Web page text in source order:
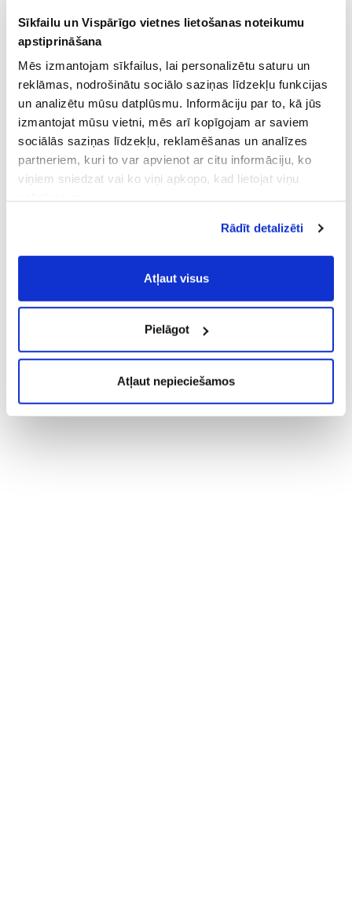
Sīkfailu un Vispārīgo vietnes lietošanas noteikumu
apstiprināšana
Mēs izmantojam sīkfailus, lai personalizētu saturu un
reklāmas, nodrošinātu sociālo saziņas līdzekļu funkcijas
un analizētu mūsu datplūsmu. Informāciju par to, kā jūs
izmantojat mūsu vietni, mēs arī kopīgojam ar saviem
sociālās saziņas līdzekļu, reklamēšanas un analīzes
partneriem, kuri to var apvienot ar citu informāciju, ko
viņiem sniedzat vai ko viņi apkopo, kad lietojat viņu
Vispārīgiem vietnes lietošanas
noteikumiem(saīsināti - VVLN).
Rādīt detalizēti
Atļaut visus
Pielāgot
Atļaut nepieciešamos